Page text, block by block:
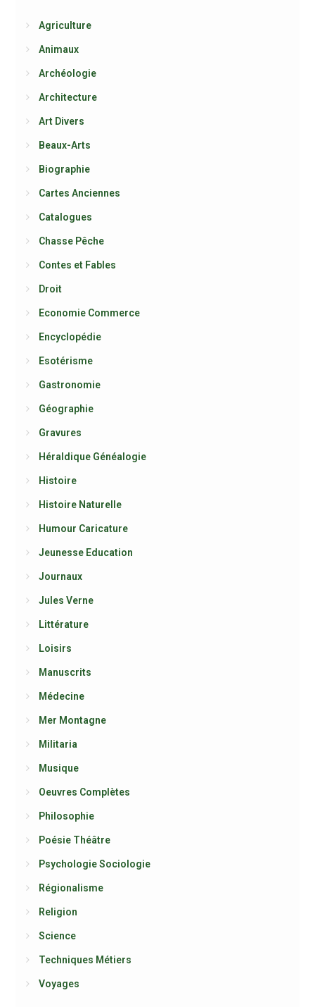
Agriculture
Animaux
Archéologie
Architecture
Art Divers
Beaux-Arts
Biographie
Cartes Anciennes
Catalogues
Chasse Pêche
Contes et Fables
Droit
Economie Commerce
Encyclopédie
Esotérisme
Gastronomie
Géographie
Gravures
Héraldique Généalogie
Histoire
Histoire Naturelle
Humour Caricature
Jeunesse Education
Journaux
Jules Verne
Littérature
Loisirs
Manuscrits
Médecine
Mer Montagne
Militaria
Musique
Oeuvres Complètes
Philosophie
Poésie Théâtre
Psychologie Sociologie
Régionalisme
Religion
Science
Techniques Métiers
Voyages